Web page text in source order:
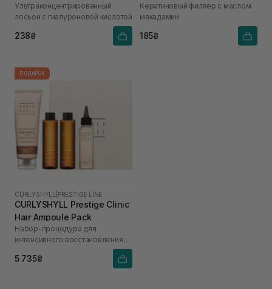
Ультраконцентрированный
лосьон с гиалуроновой кислотой
238₴
Кератиновый филлер с маслом
макадамии
185₴
ПОДАРОК
CURLYSHYLL PRESTIGE LINE
CURLYSHYLL Prestige Clinic
Hair Ampoule Pack
Набор-процедура для
интенсивного восстановления
5 735₴